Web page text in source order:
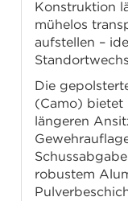
Konstruktion
mühelos
aufstellen –
Die
(Camo) bietet
längeren
robustem